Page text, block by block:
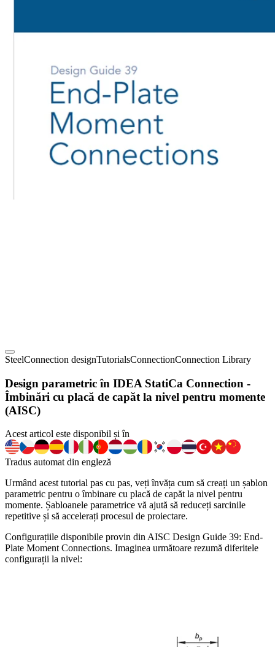
SteelConnection designTutorialsConnectionConnection Library
Design parametric în IDEA StatiCa Connection -
Îmbinări cu placă de capăt la nivel pentru momente
(AISC)
Acest articol este disponibil și în
Tradus automat din engleză
Urmând acest tutorial pas cu pas, veți învăța cum să creați un șablon
parametric pentru o îmbinare cu placă de capăt la nivel pentru
momente. Șabloanele parametrice vă ajută să reduceți sarcinile
repetitive și să accelerați procesul de proiectare.
Configurațiile disponibile provin din AISC Design Guide 39: End-
Plate Moment Connections. Imaginea următoare rezumă diferitele
configurații la nivel: